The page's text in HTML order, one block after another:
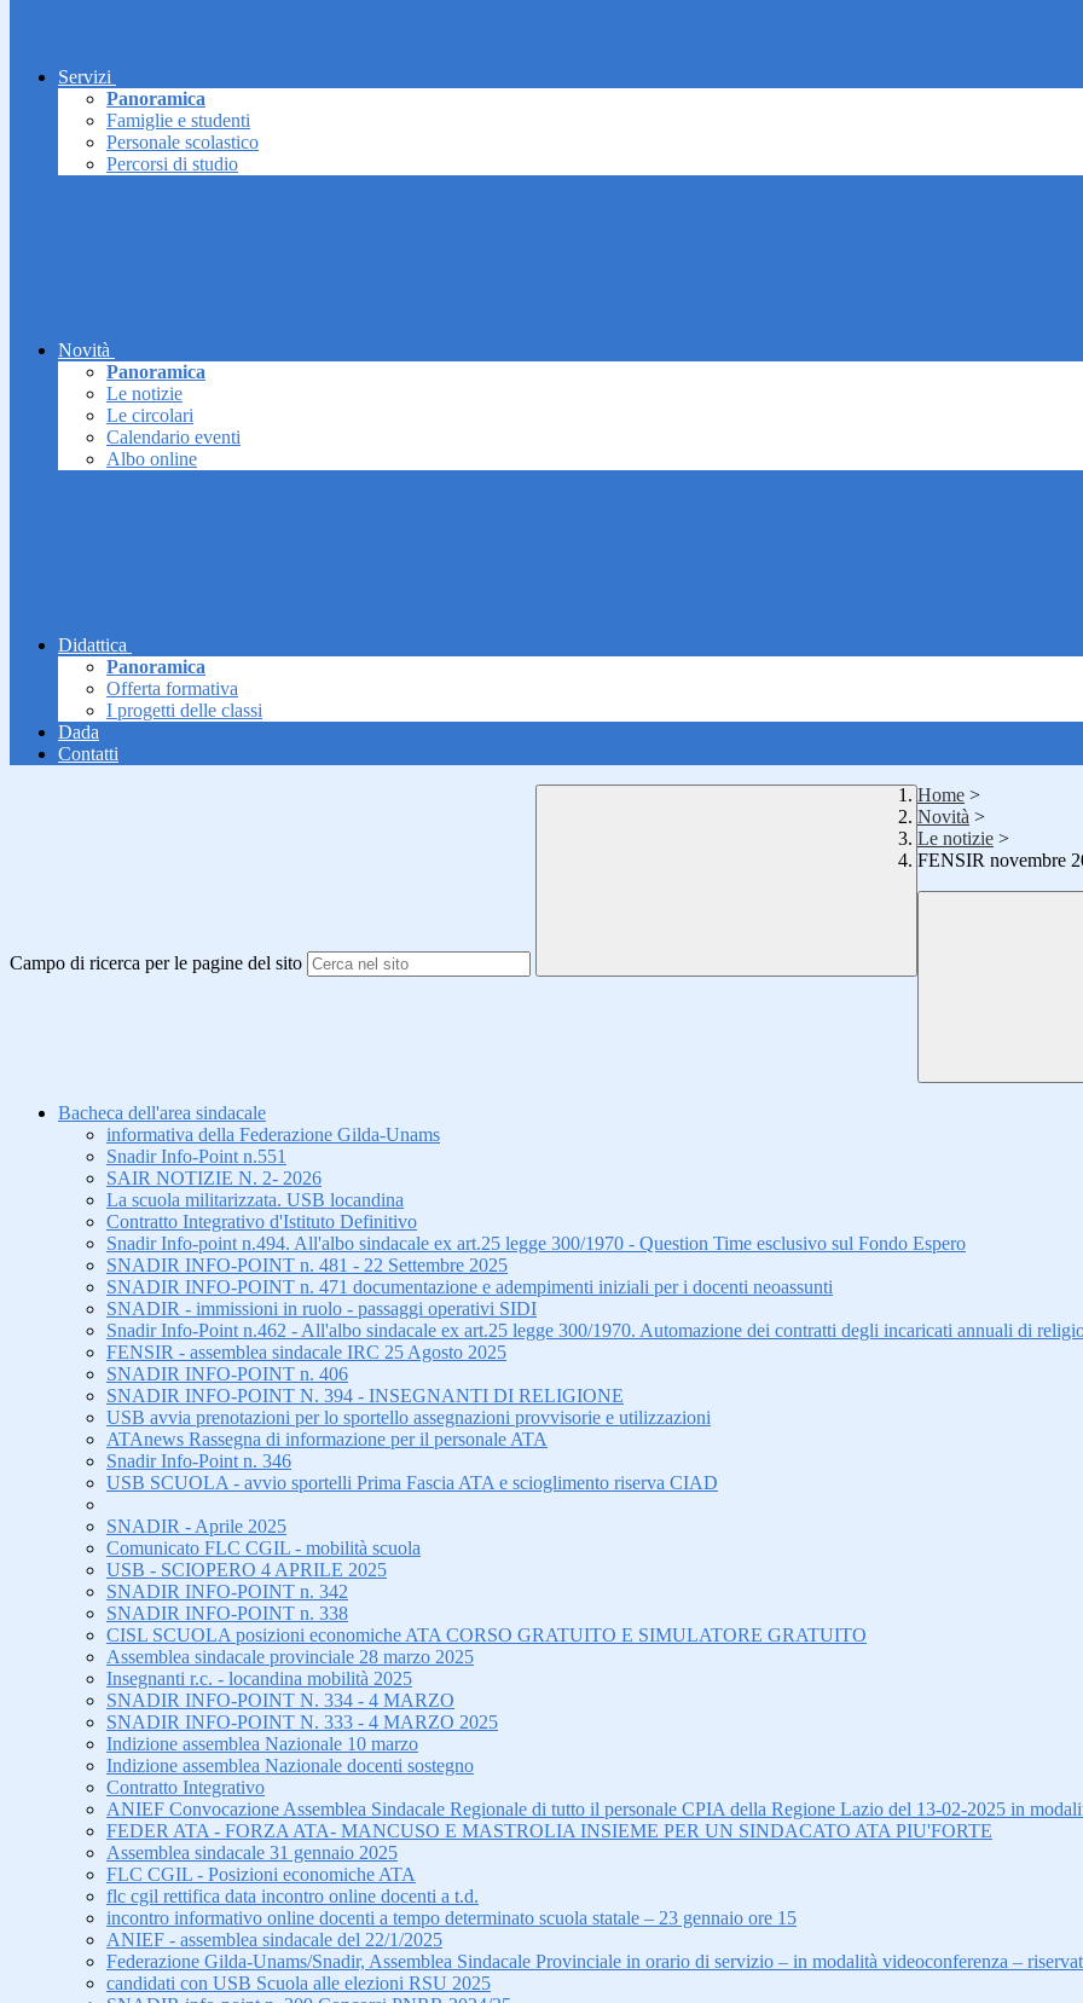
Servizi
Panoramica
Famiglie e studenti
Personale scolastico
Percorsi di studio
Novità
Panoramica
Le notizie
Le circolari
Calendario eventi
Albo online
Didattica
Panoramica
Offerta formativa
I progetti delle classi
Dada
Contatti
Campo di ricerca per le pagine del sito
Home >
Novità >
Le notizie >
FENSIR novembre
Bacheca dell'area sindacale
informativa della Federazione Gilda-Unams
Snadir Info-Point n.551
SAIR NOTIZIE N. 2- 2026
La scuola militarizzata. USB locandina
Contratto Integrativo d'Istituto Definitivo
Snadir Info-point n.494. All'albo sindacale ex art.25 legge 300/1970 - Question Time esclusivo sul Fondo Espero
SNADIR INFO-POINT n. 481 - 22 Settembre 2025
SNADIR INFO-POINT n. 471 documentazione e adempimenti iniziali per i docenti neoassunti
SNADIR - immissioni in ruolo - passaggi operativi SIDI
Snadir Info-Point n.462 - All'albo sindacale ex art.25 legge 300/1970. Automazione dei contratti degli incaricati annuali di
FENSIR - assemblea sindacale IRC 25 Agosto 2025
SNADIR INFO-POINT n. 406
SNADIR INFO-POINT N. 394 - INSEGNANTI DI RELIGIONE
USB avvia prenotazioni per lo sportello assegnazioni provvisorie e utilizzazioni
ATAnews Rassegna di informazione per il personale ATA
Snadir Info-Point n. 346
USB SCUOLA - avvio sportelli Prima Fascia ATA e scioglimento riserva CIAD
SNADIR - Aprile 2025
Comunicato FLC CGIL - mobilità scuola
USB - SCIOPERO 4 APRILE 2025
SNADIR INFO-POINT n. 342
SNADIR INFO-POINT n. 338
CISL SCUOLA posizioni economiche ATA CORSO GRATUITO E SIMULATORE GRATUITO
Assemblea sindacale provinciale 28 marzo 2025
Insegnanti r.c. - locandina mobilità 2025
SNADIR INFO-POINT N. 334 - 4 MARZO
SNADIR INFO-POINT N. 333 - 4 MARZO 2025
Indizione assemblea Nazionale 10 marzo
Indizione assemblea Nazionale docenti sostegno
Contratto Integrativo
ANIEF Convocazione Assemblea Sindacale Regionale di tutto il personale CPIA della Regione Lazio del 13-02-2025 in
FEDER ATA - FORZA ATA- MANCUSO E MASTROLIA INSIEME PER UN SINDACATO ATA PIU'FORTE
Assemblea sindacale 31 gennaio 2025
FLC CGIL - Posizioni economiche ATA
flc cgil rettifica data incontro online docenti a t.d.
incontro informativo online docenti a tempo determinato scuola statale – 23 gennaio ore 15
ANIEF - assemblea sindacale del 22/1/2025
Federazione Gilda-Unams/Snadir, Assemblea Sindacale Provinciale in orario di servizio – in modalità videoconferenza –
candidati con USB Scuola alle elezioni RSU 2025